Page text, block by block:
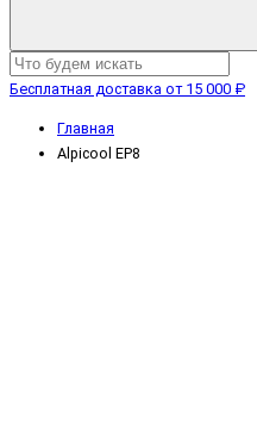
Бесплатная доставка от 15 000 ₽
Главная
Alpicool EP8